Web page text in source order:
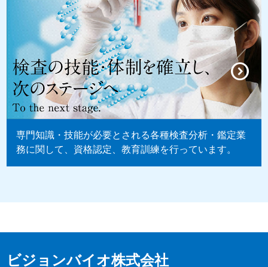
専門知識・技能が必要とされる各種検査分析・鑑定業
務に関して、資格認定、教育訓練を行っています。
ビジョンバイオ株式会社